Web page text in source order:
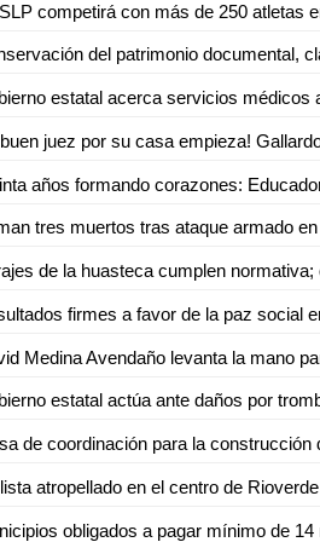
atropellado en el centro de Rioverde